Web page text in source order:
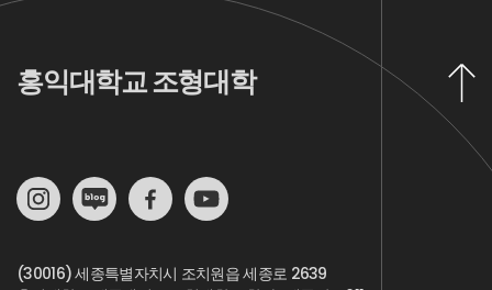
홍익대학교 조형대학
(30016) 세종특별자치시 조치원읍 세종로 2639